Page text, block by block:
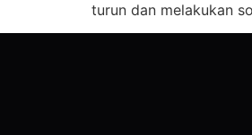
turun dan melakukan